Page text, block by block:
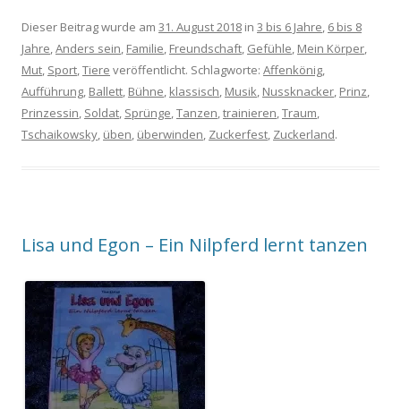
Dieser Beitrag wurde am 31. August 2018 in 3 bis 6 Jahre, 6 bis 8
Jahre,Anders sein, Familie, Freundschaft, Gefühle, Mein Körper,
Mut, Sport,Tiere veröffentlicht. Schlagworte: Affenkönig,
Aufführung, Ballett, Bühne, klassisch, Musik, Nussknacker, Prinz,
Prinzessin, Soldat, Sprünge,Tanzen,trainieren,Traum,
Tschaikowsky, üben, überwinden, Zuckerfest, Zuckerland.
Lisa und Egon – Ein Nilpferd lernt tanzen